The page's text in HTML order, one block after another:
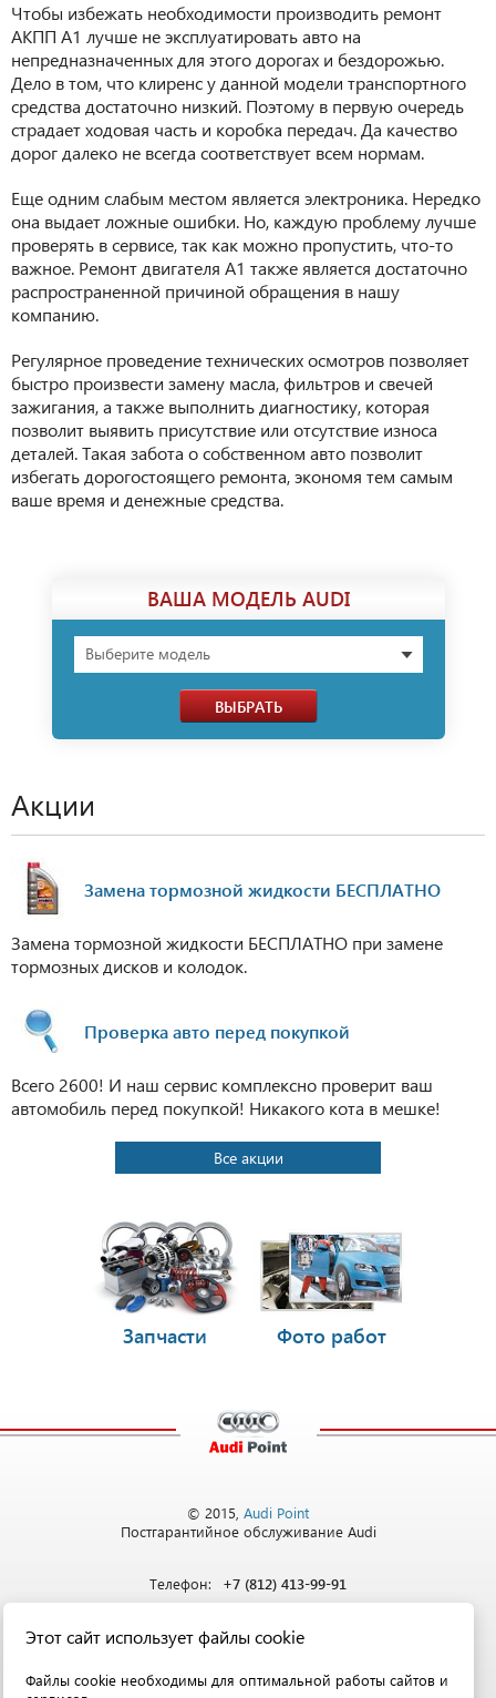
ВАША МОДЕЛЬ AUDI
Выберите модель
ВЫБРАТЬ
Акции
Замена тормозной жидкости БЕСПЛАТНО
Замена тормозной жидкости БЕСПЛАТНО при замене
тормозных дисков и колодок.
Проверка авто перед покупкой
Всего 2600! И наш сервис комплексно проверит ваш
автомобиль перед покупкой! Никакого кота в мешке!
Все акции
Запчасти Фото работ
Чтобы избежать необходимости производить ремонт
АКПП А1 лучше не эксплуатировать авто на
непредназначенных для этого дорогах и бездорожью.
Дело в том, что клиренс у данной модели транспортного
средства достаточно низкий. Поэтому в первую очередь
страдает ходовая часть и коробка передач. Да качество
дорог далеко не всегда соответствует всем нормам.
Еще одним слабым местом является электроника. Нередко
она выдает ложные ошибки. Но, каждую проблему лучше
проверять в сервисе, так как можно пропустить, что-то
важное. Ремонт двигателя А1 также является достаточно
распространенной причиной обращения в нашу
компанию.
Регулярное проведение технических осмотров позволяет
быстро произвести замену масла, фильтров и свечей
зажигания, а также выполнить диагностику, которая
позволит выявить присутствие или отсутствие износа
деталей. Такая забота о собственном авто позволит
избегать дорогостоящего ремонта, экономя тем самым
ваше время и денежные средства.
© 2015, Audi Point
Постгарантийное обслуживание Audi
Телефон: +7 (812) 413-99-91
Адрес: Санкт-Петербург,ул. Софийская, д. 8
Этот сайт использует файлы cookie
Файлы cookie необходимы для оптимальной работы сайтов и